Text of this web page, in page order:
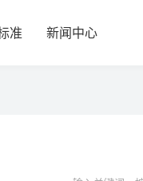
准 新闻中心